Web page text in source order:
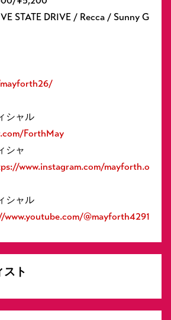
STATE DRIVE / Recca / Sunny G
シャル
ForthMay
シャ
www.instagram.com/mayforth.o
シャル
www.youtube.com/@mayforth4291
スト